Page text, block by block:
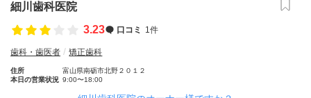
細川歯科医院
3.23
口コミ 1件
歯科・歯医者 矯正歯科
住所
富山県南砺市北野２０１２
本日の営業状況 9:00〜18:00